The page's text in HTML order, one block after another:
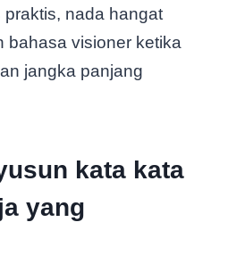
nada hangat
bahasa visioner ketika
jangka panjang
kata kata
yang